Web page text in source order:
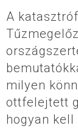
A
milyen
ottfelejtett
hogyan